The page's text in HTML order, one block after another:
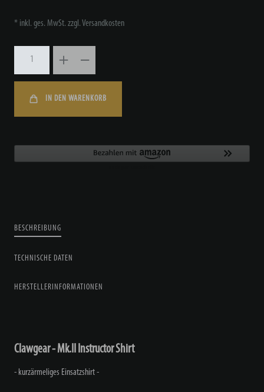
* inkl. ges. MwSt. zzgl.Versandkosten
IN DEN WARENKORB
BESCHREIBUNG
TECHNISCHE DATEN
HERSTELLERINFORMATIONEN
Clawgear - Mk.II Instructor Shirt
- kurzärmeliges Einsatzshirt -